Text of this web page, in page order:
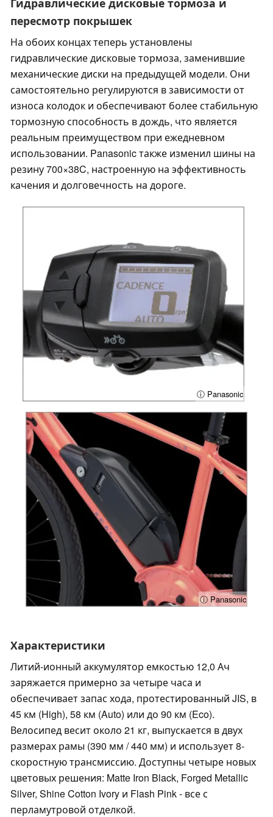
пересмотр покрышек
На обоих концах теперь установлены
гидравлические дисковые тормоза, заменившие
механические диски на предыдущей модели. Они
самостоятельно регулируются в зависимости от
износа колодок и обеспечивают более стабильную
тормозную способность в дождь, что является
реальным преимуществом при ежедневном
использовании. Panasonic также изменил шины на
резину 700×38C, настроенную на эффективность
качения и долговечность на дороге.
ⓘ Panasonic
ⓘ Panasonic
Характеристики
Литий-ионный аккумулятор емкостью 12,0 Ач
заряжается примерно за четыре часа и
обеспечивает запас хода, протестированный JIS, в
45 км (High), 58 км (Auto) или до 90 км (Eco).
Велосипед весит около 21 кг, выпускается в двух
размерах рамы (390 мм / 440 мм) и использует 8-
скоростную трансмиссию. Доступны четыре новых
цветовых решения: Matte Iron Black, Forged Metallic
Silver, Shine Cotton Ivory и Flash Pink - все с
перламутровой отделкой.